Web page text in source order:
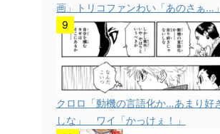
画」トリコファンわい「あのさぁ…」
クロロ「動機の言語化か…あまり好
しな」 ワイ「かっけぇ！」